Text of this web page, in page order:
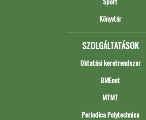
Könyvtár
SZOLGÁLTATÁSOK
Oktatási keretrendszer
BMEnet
MTMT
Periodica Polytechnica